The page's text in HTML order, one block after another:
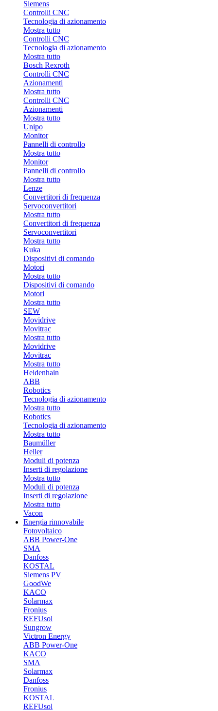
Siemens
Controlli CNC
Tecnologia di azionamento
Mostra tutto
Controlli CNC
Tecnologia di azionamento
Mostra tutto
Bosch Rexroth
Controlli CNC
Azionamenti
Mostra tutto
Controlli CNC
Azionamenti
Mostra tutto
Unipo
Monitor
Pannelli di controllo
Mostra tutto
Monitor
Pannelli di controllo
Mostra tutto
Lenze
Convertitori di frequenza
Servoconvertitori
Mostra tutto
Convertitori di frequenza
Servoconvertitori
Mostra tutto
Kuka
Dispositivi di comando
Motori
Mostra tutto
Dispositivi di comando
Motori
Mostra tutto
SEW
Movidrive
Movitrac
Mostra tutto
Movidrive
Movitrac
Mostra tutto
Heidenhain
ABB
Robotics
Tecnologia di azionamento
Mostra tutto
Robotics
Tecnologia di azionamento
Mostra tutto
Baumüller
Heller
Moduli di potenza
Inserti di regolazione
Mostra tutto
Moduli di potenza
Inserti di regolazione
Mostra tutto
Vacon
Energia rinnovabile
Fotovoltaico
ABB Power-One
SMA
Danfoss
KOSTAL
Siemens PV
GoodWe
KACO
Solarmax
Fronius
REFUsol
Sungrow
Victron Energy
ABB Power-One
KACO
SMA
Solarmax
Danfoss
Fronius
KOSTAL
REFUsol